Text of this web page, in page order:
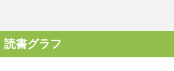
読書グラフ